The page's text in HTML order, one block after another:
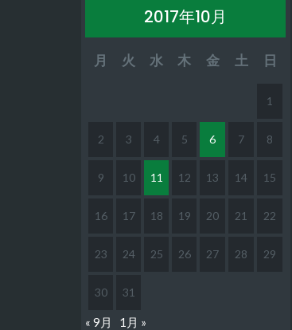
2017年10月
月 火 水 木 金 土 日
1
2 3 4 5 6 7 8
9 10 11 12 13 14 15
16 17 18 19 20 21 22
23 24 25 26 27 28 29
30 31
« 9月 1月 »